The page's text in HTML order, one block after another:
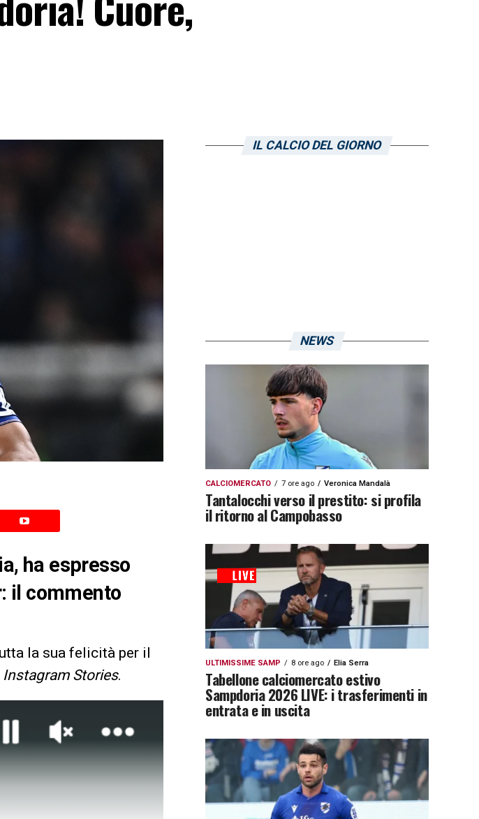
ha espresso
il commento
la sua felicità per il
Instagram Stories.
IL CALCIO DEL GIORNO
NEWS
CALCIOMERCATO 7 ore ago Veronica Mandalà
Tantalocchi verso il prestito: si profila
il ritorno al Campobasso
ULTIMISSIME SAMP 8 ore ago Elia Serra
Tabellone calciomercato estivo
Sampdoria 2026 LIVE: i trasferimenti in
entrata e in uscita